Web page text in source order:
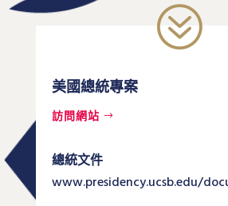
?
美國總統專案
訪問網站
總統文件
www.presidency.ucsb.edu/